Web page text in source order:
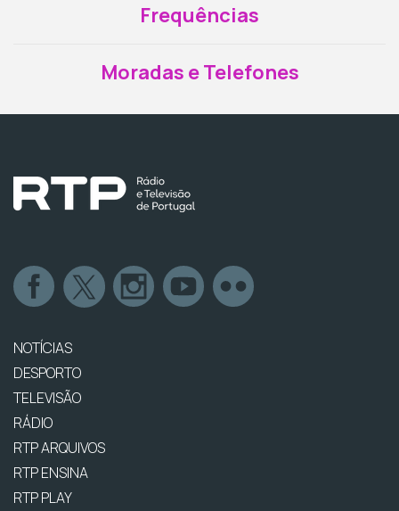
Frequências
Moradas e Telefones
NOTÍCIAS
DESPORTO
TELEVISÃO
RÁDIO
RTP ARQUIVOS
RTP ENSINA
RTP PLAY